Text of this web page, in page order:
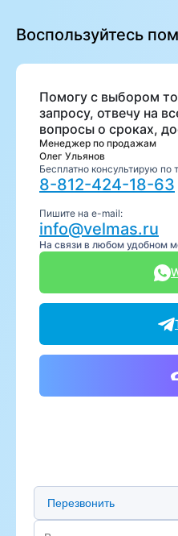
Воспользуйтесь
Помогу с выбором
запросу, отвечу на
вопросы о сроках,
Менеджер по продажам
Олег Ульянов
Бесплатно консультирую по
8-812-424-18-63
Пишите на e-mail:
info@velmas.ru
На связи в любом удобном
Предпочтительный